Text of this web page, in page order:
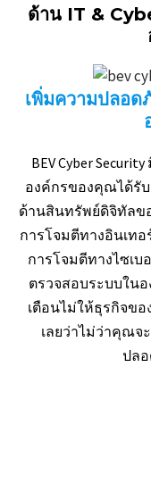
ด้าน IT &
เพิ่มความปลอ
BEV Cyber
องค์กรของคุณได้รับ
ด้านสินทรัพย์ดิจิทัลข
การโจมตีทางอินเท
การโจมตีทางไซเบ
ตรวจสอบระบบใน
เตือนไม่ให้ธุรกิจข
เลยว่าไม่ว่าคุณ
ปล